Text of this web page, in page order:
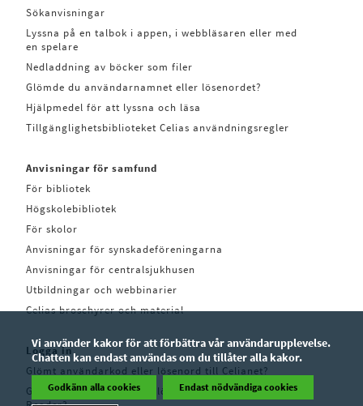
Sökanvisningar
Lyssna på en talbok i appen, i webbläsaren eller med
en spelare
Nedladdning av böcker som filer
Glömde du användarnamnet eller lösenordet?
Hjälpmedel för att lyssna och läsa
Tillgänglighetsbiblioteket Celias användningsregler
Anvisningar för samfund
För bibliotek
Högskolebibliotek
För skolor
Anvisningar för synskadeföreningarna
Anvisningar för centralsjukhusen
Utbildningar och webbinarier
Celias broschyrer och material
Logga in
Glömt användarkod eller lösenord till Celianet?
Glömt användarkod eller lösenord till Pratsam
Vi använder kakor för att förbättra vår användarupplevelse.
Chatten kan endast användas om du tillåter alla kakor.
Godkänn alla cookies Endast nödvändiga cookies